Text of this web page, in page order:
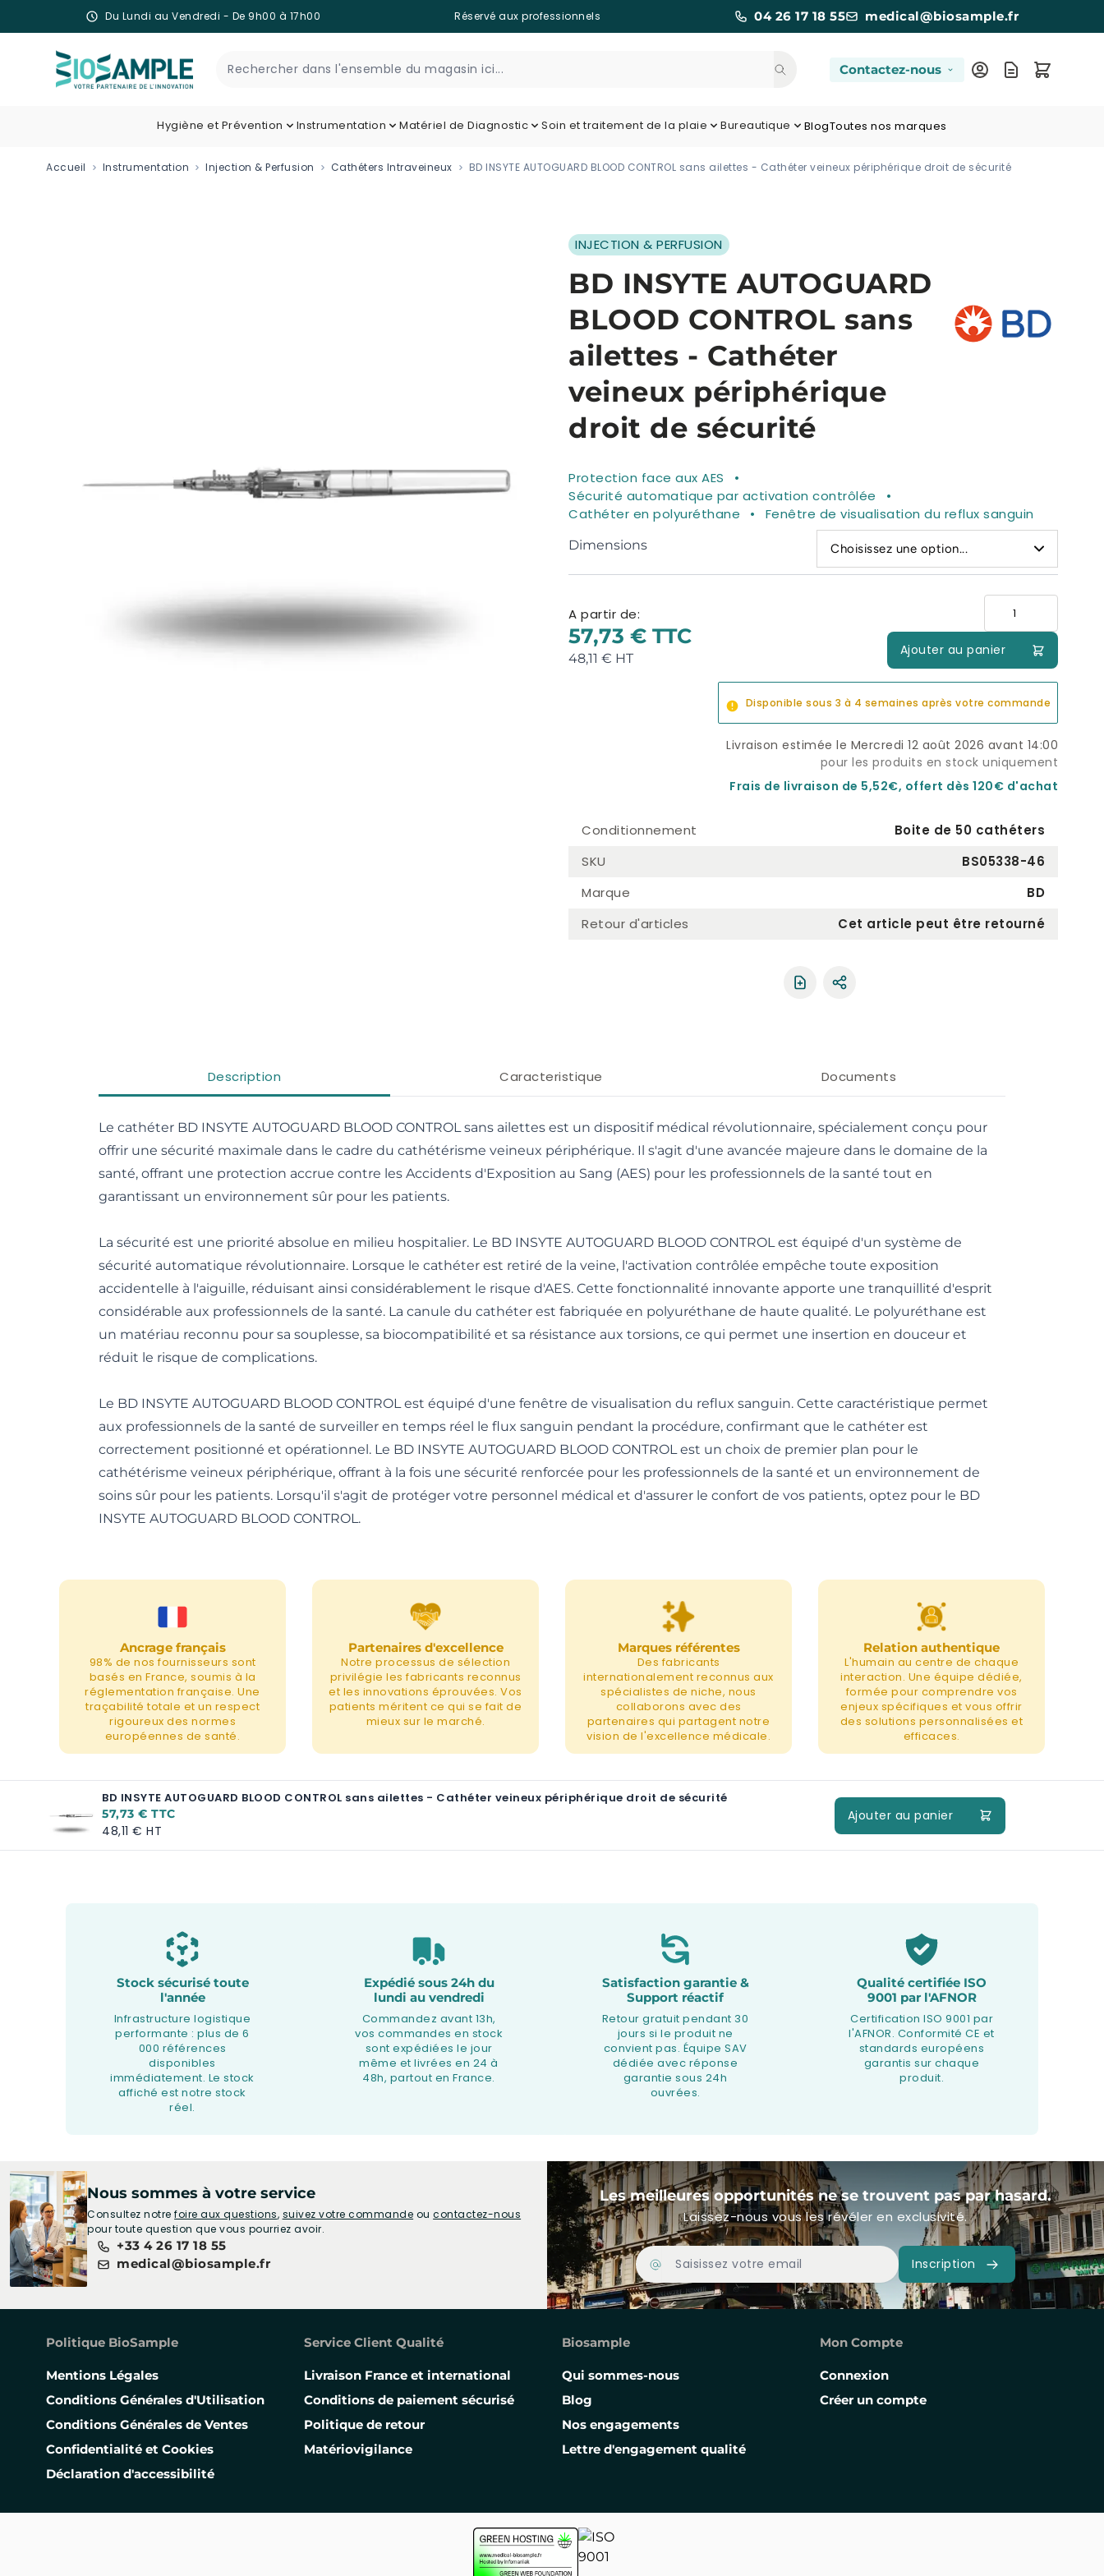
Du Lundi au Vendredi - De 9h00 à 17h00 Réservé aux professionnels 04 26 17 18 55
medical@biosample.fr
Contactez-nous
Hygiène et Prévention Instrumentation Matériel de Diagnostic Soin et traitement de la plaie Bureautique BlogToutes nos marques
Accueil Instrumentation Injection & Perfusion Cathéters Intraveineux BD INSYTE AUTOGUARD BLOOD CONTROL sans ailettes - Cathéter veineux périphérique droit de sécurité
INJECTION & PERFUSION
BD INSYTE AUTOGUARD
BLOOD CONTROL sans
ailettes - Cathéter
veineux périphérique
droit de sécurité
Protection face aux AES
Sécurité automatique par activation contrôlée
Cathéter en polyuréthane
Fenêtre de visualisation du reflux sanguin
Dimensions Choisissez une option...
A partir de:
57,73 €
48,11 €
Ajouter au panier
Disponible sous 3 à 4 semaines après votre commande
Livraison estimée le Mercredi 12 août 2026 avant 14:00
pour les produits en stock uniquement
Frais de livraison de 5,52€, offert dès 120€ d'achat
Conditionnement
Boite de 50 cathéters
SKU
BS05338-46
Marque
BD
Retour d'articles
Cet article peut être retourné
Partager le produit
Description Caracteristique Documents
Le cathéter BD INSYTE AUTOGUARD BLOOD CONTROL sans ailettes est un dispositif médical révolutionnaire, spécialement conçu pour
offrir une sécurité maximale dans le cadre du cathétérisme veineux périphérique. Il s'agit d'une avancée majeure dans le domaine de la
santé, offrant une protection accrue contre les Accidents d'Exposition au Sang (AES) pour les professionnels de la santé tout en
garantissant un environnement sûr pour les patients.
La sécurité est une priorité absolue en milieu hospitalier. Le BD INSYTE AUTOGUARD BLOOD CONTROL est équipé d'un système de
sécurité automatique révolutionnaire. Lorsque le cathéter est retiré de la veine, l'activation contrôlée empêche toute exposition
accidentelle à l'aiguille, réduisant ainsi considérablement le risque d'AES. Cette fonctionnalité innovante apporte une tranquillité d'esprit
considérable aux professionnels de la santé. La canule du cathéter est fabriquée en polyuréthane de haute qualité. Le polyuréthane est
un matériau reconnu pour sa souplesse, sa biocompatibilité et sa résistance aux torsions, ce qui permet une insertion en douceur et
réduit le risque de complications.
Le BD INSYTE AUTOGUARD BLOOD CONTROL est équipé d'une fenêtre de visualisation du reflux sanguin. Cette caractéristique permet
aux professionnels de la santé de surveiller en temps réel le flux sanguin pendant la procédure, confirmant que le cathéter est
correctement positionné et opérationnel. Le BD INSYTE AUTOGUARD BLOOD CONTROL est un choix de premier plan pour le
cathétérisme veineux périphérique, offrant à la fois une sécurité renforcée pour les professionnels de la santé et un environnement de
soins sûr pour les patients. Lorsqu'il s'agit de protéger votre personnel médical et d'assurer le confort de vos patients, optez pour le BD
INSYTE AUTOGUARD BLOOD CONTROL.
Ancrage français
98% de nos fournisseurs sont
basés en France, soumis à la
réglementation française. Une
traçabilité totale et un respect
rigoureux des normes
européennes de santé.
Partenaires d'excellence
Notre processus de sélection
privilégie les fabricants reconnus
et les innovations éprouvées. Vos
patients méritent ce qui se fait de
mieux sur le marché.
Marques référentes
Des fabricants
internationalement reconnus aux
spécialistes de niche, nous
collaborons avec des
partenaires qui partagent notre
vision de l'excellence médicale.
Relation authentique
L'humain au centre de chaque
interaction. Une équipe dédiée,
formée pour comprendre vos
enjeux spécifiques et vous offrir
des solutions personnalisées et
efficaces.
BD INSYTE AUTOGUARD BLOOD CONTROL sans ailettes - Cathéter veineux périphérique droit de sécurité
A partir de:
57,73 €
48,11 €
Ajouter au panier
Stock sécurisé toute
l'année
Infrastructure logistique
performante : plus de 6
000 références
disponibles
immédiatement. Le stock
affiché est notre stock
réel.
Expédié sous 24h du
lundi au vendredi
Commandez avant 13h,
vos commandes en stock
sont expédiées le jour
même et livrées en 24 à
48h, partout en France.
Satisfaction garantie &
Support réactif
Retour gratuit pendant 30
jours si le produit ne
convient pas. Équipe SAV
dédiée avec réponse
garantie sous 24h
ouvrées.
Qualité certifiée ISO
9001 par l'AFNOR
Certification ISO 9001 par
l'AFNOR. Conformité CE et
standards européens
garantis sur chaque
produit.
Nous sommes à votre service
Consultez notrefoire aux questions, suivez votre commande oucontactez-nous
pour toute question que vous pourriez avoir.
+33 4 26 17 18 55
medical@biosample.fr
Les meilleures opportunités ne se trouvent pas par hasard.
Laissez-nous vous les révéler en exclusivité.
Adresse Email
Inscription
Politique BioSample
Mentions Légales
Conditions Générales d'Utilisation
Conditions Générales de Ventes
Confidentialité et Cookies
Déclaration d'accessibilité
Service Client Qualité
Livraison France et international
Conditions de paiement sécurisé
Politique de retour
Matériovigilance
Biosample
Qui sommes-nous
Blog
Nos engagements
Lettre d'engagement qualité
Mon Compte
Connexion
Créer un compte